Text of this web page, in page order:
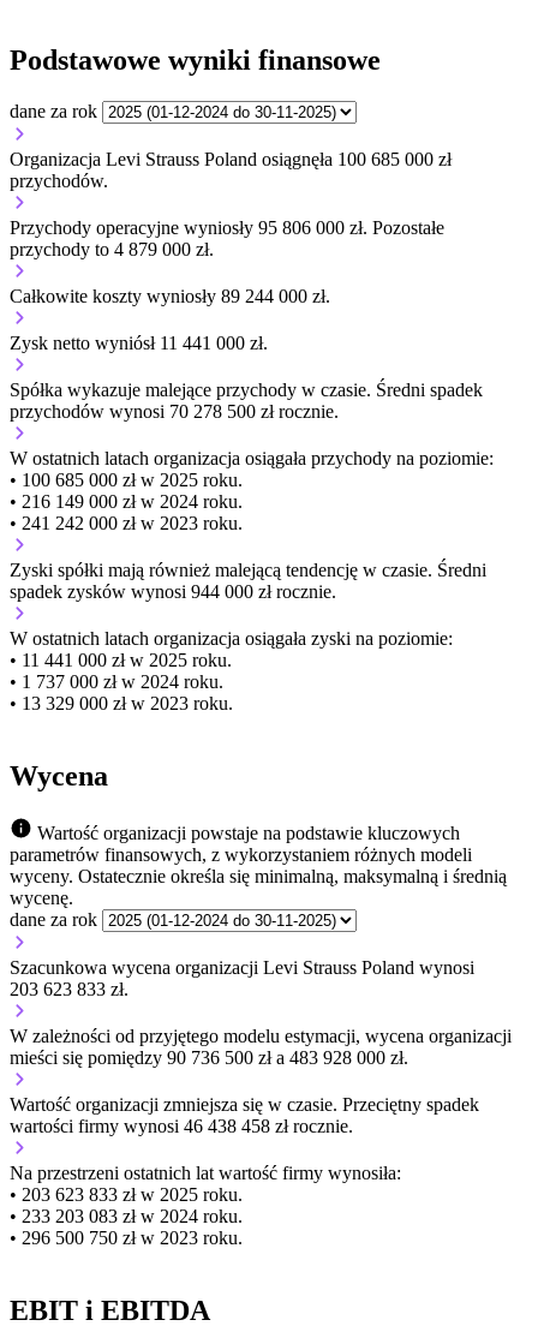
Podstawowe wyniki finansowe
dane za rok
Organizacja Levi Strauss Poland osiągnęła 100 685 000 zł
przychodów.
Przychody operacyjne wyniosły 95 806 000 zł. Pozostałe
przychody to 4 879 000 zł.
Całkowite koszty wyniosły 89 244 000 zł.
Zysk netto wyniósł 11 441 000 zł.
Spółka wykazuje malejące przychody w czasie. Średni spadek
przychodów wynosi 70 278 500 zł rocznie.
W ostatnich latach organizacja osiągała przychody na poziomie:
• 100 685 000 zł w 2025 roku.
• 216 149 000 zł w 2024 roku.
• 241 242 000 zł w 2023 roku.
Zyski spółki mają również malejącą tendencję w czasie. Średni
spadek zysków wynosi 944 000 zł rocznie.
W ostatnich latach organizacja osiągała zyski na poziomie:
• 11 441 000 zł w 2025 roku.
• 1 737 000 zł w 2024 roku.
• 13 329 000 zł w 2023 roku.
Wycena
Wartość organizacji powstaje na podstawie kluczowych
parametrów finansowych, z wykorzystaniem różnych modeli
wyceny. Ostatecznie określa się minimalną, maksymalną i średnią
wycenę.
dane za rok
Szacunkowa wycena organizacji Levi Strauss Poland wynosi
203 623 833 zł.
W zależności od przyjętego modelu estymacji, wycena organizacji
mieści się pomiędzy 90 736 500 zł a 483 928 000 zł.
Wartość organizacji zmniejsza się w czasie. Przeciętny spadek
wartości firmy wynosi 46 438 458 zł rocznie.
Na przestrzeni ostatnich lat wartość firmy wynosiła:
• 203 623 833 zł w 2025 roku.
• 233 203 083 zł w 2024 roku.
• 296 500 750 zł w 2023 roku.
EBIT i EBITDA